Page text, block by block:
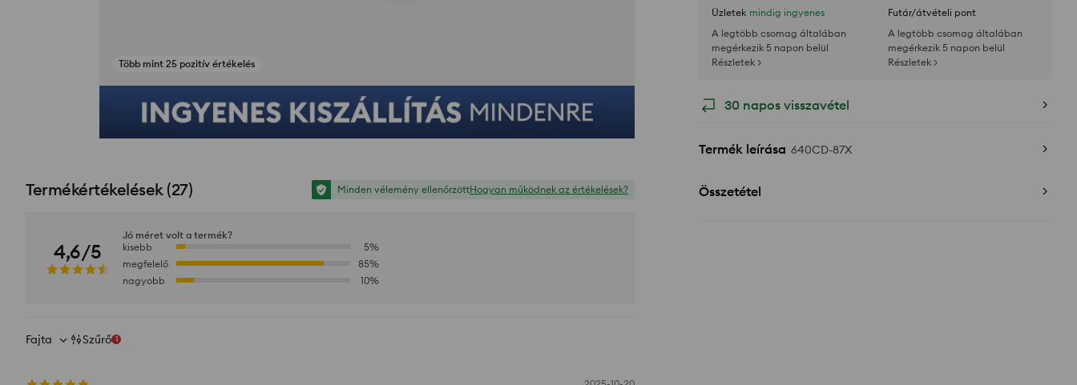
Üzletek mindig ingyenes
A legtöbb csomag általában
megérkezik 5 napon belül
Részletek >
Futár/átvételi pont
A legtöbb csomag általában
megérkezik 5 napon belül
Részletek >
30 napos visszavétel
Termék leírása 640CD-87X
Összetétel
Több mint 25 pozitív értékelés
Fotók az értékelésekből
Termékértékelések (27) Minden vélemény ellenőrzöttHogyan működnek az értékelések?
4,6/5
Jó méret volt a termék?
kisebb
5%
megfelelő
85%
nagyobb
10%
Fajta Szűrő 1